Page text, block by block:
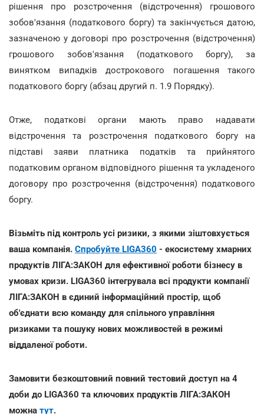
рішення про розстрочення (відстрочення) грошового
зобов'язання (податкового боргу) та закінчується датою,
зазначеною у договорі про розстрочення (відстрочення)
грошового зобов'язання (податкового боргу), за
винятком випадків дострокового погашення такого
податкового боргу (абзац другий п. 1.9 Порядку).
Отже, податкові органи мають право надавати
відстрочення та розстрочення податкового боргу на
підставі заяви платника податків та прийнятого
податковим органом відповідного рішення та укладеного
договору про розстрочення (відстрочення) податкового
боргу.
Візьміть під контроль усі ризики, з якими зіштовхується
ваша компанія. Спробуйте LIGA360 - екосистему хмарних
продуктів ЛІГА:ЗАКОН для ефективної роботи бізнесу в
умовах кризи. LIGA360 інтегрувала всі продукти компанії
ЛІГА:ЗАКОН в єдиний інформаційний простір, щоб
об'єднати всю команду для спільного управління
ризиками та пошуку нових можливостей в режимі
віддаленої роботи.
Замовити безкоштовний повний тестовий доступ на 4
доби до LIGA360 та ключових продуктів ЛІГА:ЗАКОН
можна тут.